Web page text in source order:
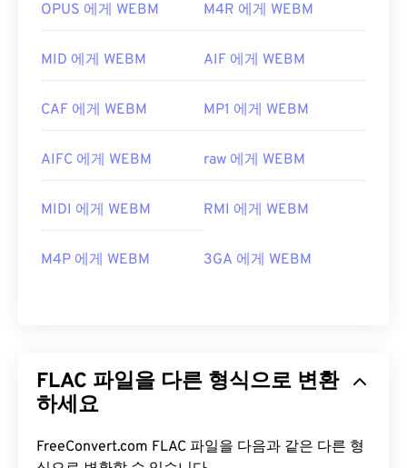
OPUS 에게 WEBM M4R 에게 WEBM
MID 에게 WEBM AIF 에게 WEBM
CAF 에게 WEBM MP1 에게 WEBM
AIFC 에게 WEBM raw 에게 WEBM
MIDI 에게 WEBM RMI 에게 WEBM
M4P 에게 WEBM 3GA 에게 WEBM
FLAC 파일을 다른 형식으로 변환
하세요
FreeConvert.com FLAC 파일을 다음과 같은 다른 형